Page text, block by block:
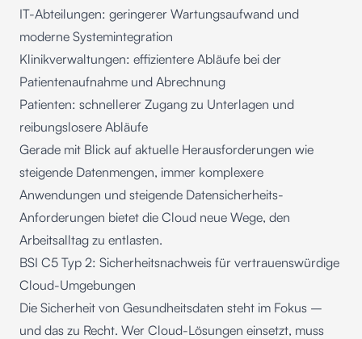
IT-Abteilungen: geringerer Wartungsaufwand und
moderne Systemintegration
Klinikverwaltungen: effizientere Abläufe bei der
Patientenaufnahme und Abrechnung
Patienten: schnellerer Zugang zu Unterlagen und
reibungslosere Abläufe
Gerade mit Blick auf aktuelle Herausforderungen wie
steigende Datenmengen, immer komplexere
Anwendungen und steigende Datensicherheits-
Anforderungen bietet die Cloud neue Wege, den
Arbeitsalltag zu entlasten.
BSI C5 Typ 2: Sicherheitsnachweis für vertrauenswürdige
Cloud-Umgebungen
Die Sicherheit von Gesundheitsdaten steht im Fokus –
und das zu Recht. Wer Cloud-Lösungen einsetzt, muss